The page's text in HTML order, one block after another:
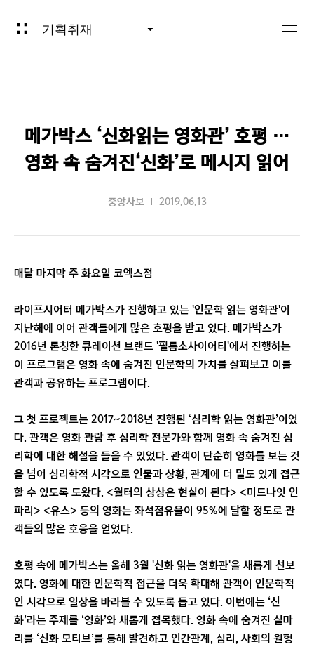
기획취재
메가박스 ‘신화읽는 영화관’ 호평 …
영화 속 숨겨진‘신화’로 메시지 읽어
중앙사보 2019.06.13
매달 마지막 주 화요일 코엑스점
라이프시어터 메가박스가 진행하고 있는 '인문학 읽는 영화관'이
지난해에 이어 관객들에게 많은 호평을 받고 있다. 메가박스가
2016년 론칭한 큐레이션 브랜드 '필름소사이어티'에서 진행하는
이 프로그램은 영화 속에 숨겨진 인문학의 가치를 살펴보고 이를
관객과 공유하는 프로그램이다.
그 첫 프로젝트는 2017~2018년 진행된 ‘심리학 읽는 영화관’이었
다. 관객은 영화 관람 후 심리학 전문가와 함께 영화 속 숨겨진 심
리학에 대한 해설을 들을 수 있었다. 관객이 단순히 영화를 보는 것
을 넘어 심리학적 시각으로 인물과 상황, 관계에 더 밀도 있게 접근
할 수 있도록 도왔다. <월터의 상상은 현실이 된다> <미드나잇 인
파리> <유스> 등의 영화는 좌석점유율이 95%에 달할 정도로 관
객들의 많은 호응을 얻었다.
호평 속에 메가박스는 올해 3월 '신화 읽는 영화관'을 새롭게 선보
였다. 영화에 대한 인문학적 접근을 더욱 확대해 관객이 인문학적
인 시각으로 일상을 바라볼 수 있도록 돕고 있다. 이번에는 ‘신
화’라는 주제를 ‘영화’와 새롭게 접목했다. 영화 속에 숨겨진 실마
리를 ‘신화 모티브’를 통해 발견하고 인간관계, 심리, 사회의 원형